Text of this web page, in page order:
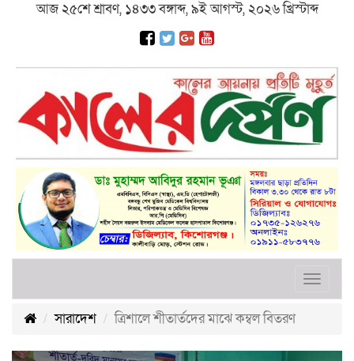
আজ ২৫শে শ্রাবণ, ১৪৩৩ বঙ্গাব্দ, ৯ই আগস্ট, ২০২৬ খ্রিস্টাব্দ
Toggle
সারাদেশ
ত্রিশা‌লে শীতার্তদের মা‌ঝে কম্বল বিতরণ